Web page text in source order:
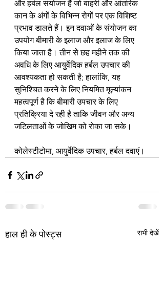
और हर्बल संयोजन हैं जो बाहरी और आंतरिक
कान के अंगों के विभिन्न रोगों पर एक विशिष्ट
प्रभाव डालते हैं। इन दवाओं के संयोजन का
उपयोग बीमारी के इलाज और इलाज के लिए
किया जाता है। तीन से छह महीने तक की
अवधि के लिए आयुर्वेदिक हर्बल उपचार की
आवश्यकता हो सकती है; हालांकि, यह
सुनिश्चित करने के लिए नियमित मूल्यांकन
महत्वपूर्ण है कि बीमारी उपचार के लिए
प्रतिक्रिया दे रही है ताकि जीवन और अन्य
जटिलताओं के जोखिम को रोका जा सके।
कोलेस्टीटोमा, आयुर्वेदिक उपचार, हर्बल दवाएं।
हाल ही के पोस्ट्स सभी देखें